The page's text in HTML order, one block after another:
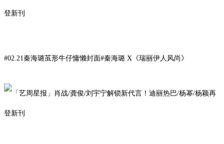
#02 .21 秦海璐茧形牛仔慵懒封面#秦海璐 X 《瑞丽伊人风尚 》